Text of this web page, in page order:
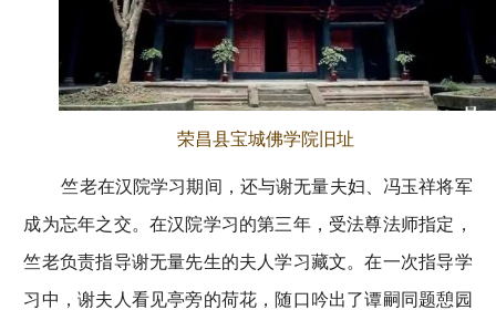
荣昌县宝城佛学院旧址
竺老在汉院学习期间，还与谢无量夫妇、冯玉祥将军
成为忘年之交。在汉院学习的第三年，受法尊法师指定，
竺老负责指导谢无量先生的夫人学习藏文。在一次指导学
习中，谢夫人看见亭旁的荷花，随口吟出了谭嗣同题憩园